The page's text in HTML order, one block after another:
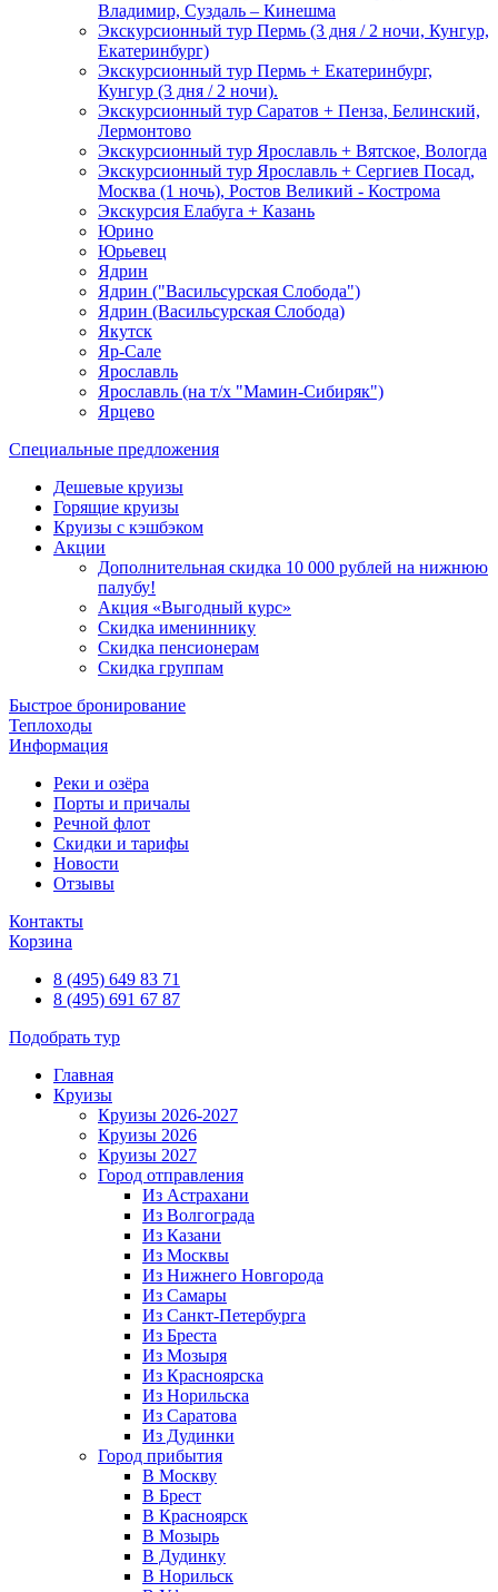
Владимир, Суздаль – Кинешма
Экскурсионный тур Пермь (3 дня / 2 ночи, Кунгур,
Екатеринбург)
Экскурсионный тур Пермь + Екатеринбург,
Кунгур (3 дня / 2 ночи).
Экскурсионный тур Саратов + Пенза, Белинский,
Лермонтово
Экскурсионный тур Ярославль + Вятское, Вологда
Экскурсионный тур Ярославль + Сергиев Посад,
Москва (1 ночь), Ростов Великий - Кострома
Экскурсия Елабуга + Казань
Юрино
Юрьевец
Ядрин
Ядрин ("Васильсурская Слобода")
Ядрин (Васильсурская Слобода)
Якутск
Яр-Сале
Ярославль
Ярославль (на т/х "Мамин-Сибиряк")
Ярцево
Специальные предложения
Дешевые круизы
Горящие круизы
Круизы с кэшбэком
Акции
Дополнительная скидка 10 000 рублей на нижнюю
палубу!
Акция «Выгодный курс»
Скидка имениннику
Скидка пенсионерам
Скидка группам
Быстрое бронирование
Теплоходы
Информация
Реки и озёра
Порты и причалы
Речной флот
Скидки и тарифы
Новости
Отзывы
Контакты
Корзина
8 (495) 649 83 71
8 (495) 691 67 87
Подобрать тур
Главная
Круизы
Круизы 2026-2027
Круизы 2026
Круизы 2027
Город отправления
Из Астрахани
Из Волгограда
Из Казани
Из Москвы
Из Нижнего Новгорода
Из Самары
Из Санкт-Петербурга
Из Бреста
Из Мозыря
Из Красноярска
Из Норильска
Из Саратова
Из Дудинки
Город прибытия
В Москву
В Брест
В Красноярск
В Мозырь
В Дудинку
В Норильск